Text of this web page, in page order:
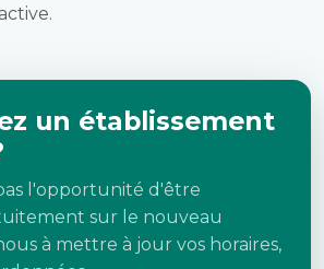
un établissement
l'opportunité d'être
sur le nouveau
à mettre à jour vos horaires,